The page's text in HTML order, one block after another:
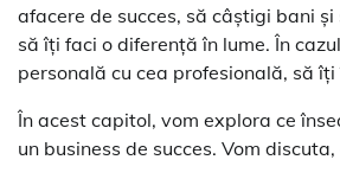
afacere de succes, să câștigi bani
să îți faci o diferență în lume. În
personală cu cea profesională, să
În acest capitol, vom explora ce
un business de succes. Vom